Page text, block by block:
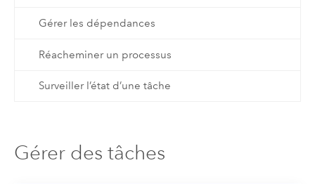
Gérer les dépendances
Réacheminer un processus
Surveiller l’état d’une tâche
Gérer des tâches